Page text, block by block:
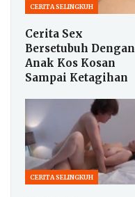
CERITA SELINGKUH
Cerita Sex
Bersetubuh Dengan
Anak Kos Kosan
Sampai Ketagihan
CERITA SELINGKUH